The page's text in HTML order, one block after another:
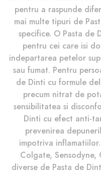
pentru a raspunde
mai multe tipuri de
specifice. O Pasta de
pentru cei care isi
indepartarea petelor
sau fumat. Pentru
de Dinti cu formule
precum nitrat de
sensibilitatea si
Dinti cu efect anti-
prevenirea
impotriva
Colgate, Sensodyne,
diverse de Pasta de